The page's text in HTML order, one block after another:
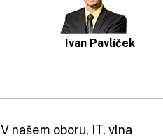
Ivan Pavlíček
V našem oboru, IT, vlna